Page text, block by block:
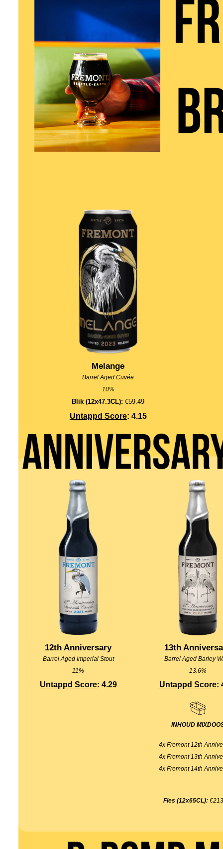
Melange
Barrel Aged Cuvée
10%
Blik (12x47.3CL):€59.49
Untappd Score: 4.15
12th Anniversary
Barrel Aged Imperial Stout
11%
Untappd Score: 4.29
13th
Barrel Aged Barley
13.6%
Untappd Score:
INHOUD
4x Fremont 12th
4x Fremont 13th
4x Fremont 14th
Fles (12x65CL):